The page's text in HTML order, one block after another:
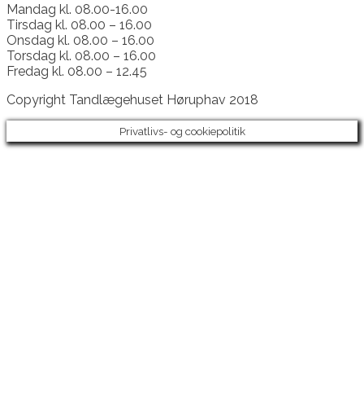
Mandag kl. 08.00-16.00
Tirsdag kl. 08.00 – 16.00
Onsdag kl. 08.00 – 16.00
Torsdag kl. 08.00 – 16.00
Fredag kl. 08.00 – 12.45
Copyright Tandlægehuset Høruphav 2018
Privatlivs- og cookiepolitik